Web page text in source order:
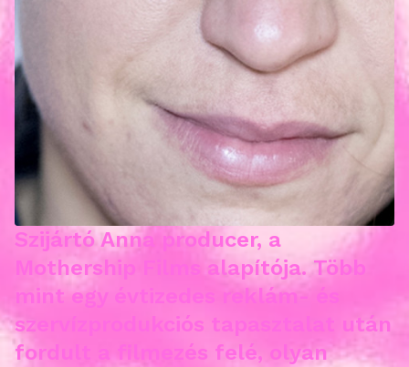
Szijártó Anna producer, a
Mothership Films alapítója. Több
mint egy évtizedes reklám- és
szervízprodukciós tapasztalat után
fordult a filmezés felé, olyan